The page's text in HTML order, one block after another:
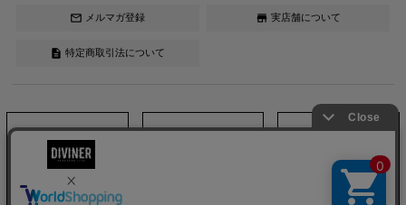
mail_outline メルマガ登録 store 実店舗について
description 特定商取引法について
Instagram YouTube